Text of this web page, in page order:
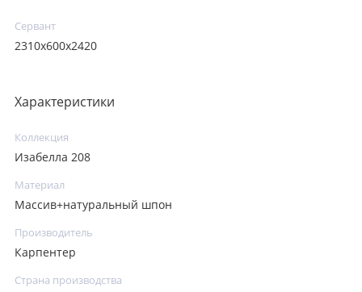
Сервант
2310x600x2420
Характеристики
Коллекция
Изабелла 208
Материал
Массив+натуральный шпон
Производитель
Карпентер
Страна производства